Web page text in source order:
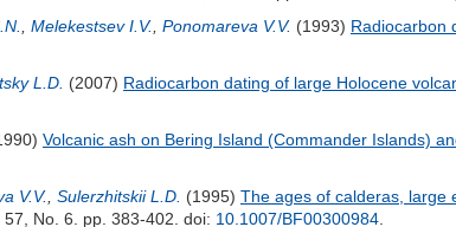
Melekestsev I.V. Ponomareva V.V. (1993) Radiocarbon
L.D. (2007) Radiocarbon dating of large Holocene
Volcanic ash on Bering Island (Commander Islands)
V.V. Sulerzhitskii L.D. (1995) The ages of calderas, large
No. 6. pp. 383-402. doi: 10.1007/BF00300984